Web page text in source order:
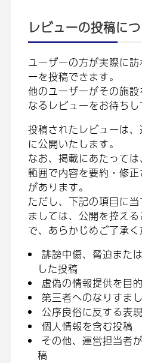
レビューの投稿に
ユーザーの方が実際に
ーを投稿できます。
他のユーザーがその施
なるレビューをお待ちし
投稿されたレビューは
に公開いたします。
なお、掲載にあたって
範囲で内容を要約・修
があります。
ただし、下記の項目に
ましては、公開を控え
で、あらかじめご了承く
誹謗中傷、脅迫また
した投稿
虚偽の情報提供を目
第三者へのなりすまし
公序良俗に反する表
個人情報を含む投稿
その他、運営担当者
稿